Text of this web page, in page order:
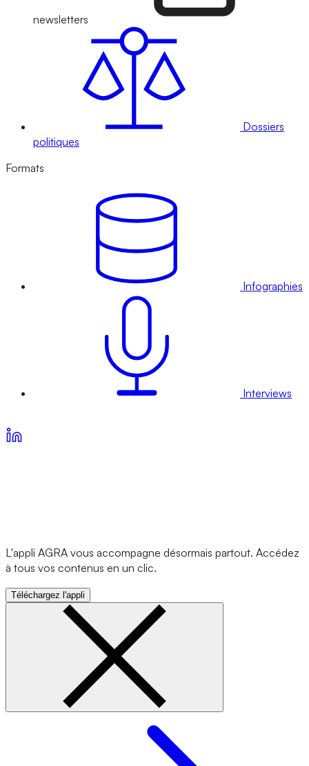
newsletters
Dossiers
politiques
Formats
Infographies
Interviews
L'appli AGRA vous accompagne désormais partout. Accédez
à tous vos contenus en un clic.
Téléchargez l'appli